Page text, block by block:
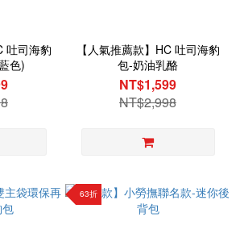
吐司海豹
色)
【人氣推薦款】HC 吐司海豹
包-奶油乳酪
NT$1,599
NT$2,998
63折